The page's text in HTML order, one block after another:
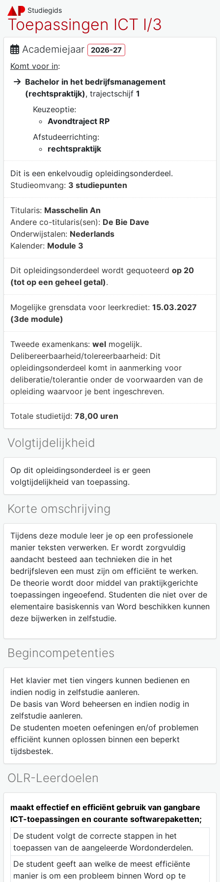
Studiegids
Toepassingen ICT I/3
Academiejaar 2026-27
Komt voor in:
Bachelor in het bedrijfsmanagement
(rechtspraktijk), trajectschijf 1
Keuzeoptie:
Avondtraject RP
Afstudeerrichting:
rechtspraktijk
Dit is een enkelvoudig opleidingsonderdeel.
Studieomvang: 3 studiepunten
Titularis: Masschelin An
Andere co-titularis(sen): De Bie Dave
Onderwijstalen: Nederlands
Kalender: Module 3
Dit opleidingsonderdeel wordt gequoteerd op 20
(tot op een geheel getal).
Mogelijke grensdata voor leerkrediet: 15.03.2027
(3de module)
Tweede examenkans: welmogelijk.
Delibereerbaarheid/tolereerbaarheid: Dit
opleidingsonderdeel komt in aanmerking voor
deliberatie/tolerantie onder de voorwaarden van de
opleiding waarvoor je bent ingeschreven.
Totale studietijd: 78,00 uren
Volgtijdelijkheid
Op dit opleidingsonderdeel is er geen
volgtijdelijkheid van toepassing.
Korte omschrijving
Tijdens deze module leer je op een professionele
manier teksten verwerken. Er wordt zorgvuldig
aandacht besteed aan technieken die in het
bedrijfsleven een must zijn om efficiënt te werken.
De theorie wordt door middel van praktijkgerichte
toepassingen ingeoefend. Studenten die niet over de
elementaire basiskennis van Word beschikken kunnen
deze bijwerken in zelfstudie.
Begincompetenties
Het klavier met tien vingers kunnen bedienen en
indien nodig in zelfstudie aanleren.
De basis van Word beheersen en indien nodig in
zelfstudie aanleren.
De studenten moeten oefeningen en/of problemen
efficiënt kunnen oplossen binnen een beperkt
tijdsbestek.
OLR-Leerdoelen
maakt effectief en efficiënt gebruik van gangbare
ICT-toepassingen en courante softwarepaketten;
De student volgt de correcte stappen in het
toepassen van de aangeleerde Wordonderdelen.
De student geeft aan welke de meest efficiënte
manier is om een probleem binnen Word op te